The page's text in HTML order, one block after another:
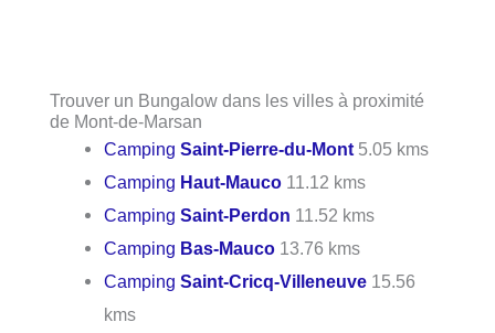
Trouver un Bungalow dans les villes à proximité
de Mont-de-Marsan
CampingSaint-Pierre-du-Mont 5.05 kms
Camping Haut-Mauco 11.12 kms
CampingSaint-Perdon 11.52 kms
Camping Bas-Mauco 13.76 kms
CampingSaint-Cricq-Villeneuve 15.56
kms